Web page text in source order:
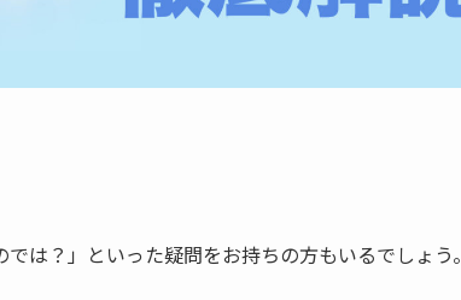
は？」といった疑問をお持ちの方もいるでしょう。